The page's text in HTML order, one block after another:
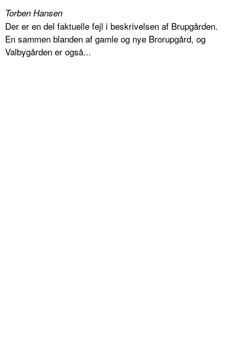
Torben Hansen
Der er en del faktuelle fejl i beskrivelsen af Brupgården.
En sammen blanden af gamle og nye Brorupgård, og
Valbygården er også...